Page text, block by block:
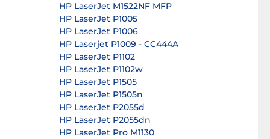
HP LaserJet M1522NF MFP
HP LaserJet P1005
HP LaserJet P1006
HP Laserjet P1009 - CC444A
HP LaserJet P1102
HP LaserJet P1102w
HP LaserJet P1505
HP LaserJet P1505n
HP LaserJet P2055d
HP LaserJet P2055dn
HP LaserJet Pro M1130